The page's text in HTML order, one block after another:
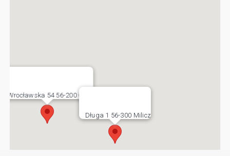
Długa 1 56-300 Milicz
Wrocławska 54 56-200 Góra